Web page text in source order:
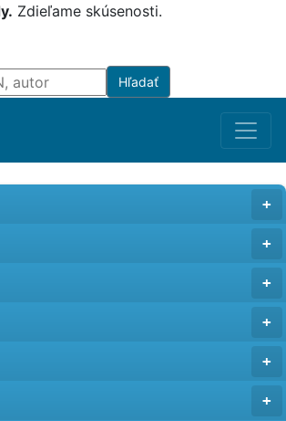
Zdieľame skúsenosti.